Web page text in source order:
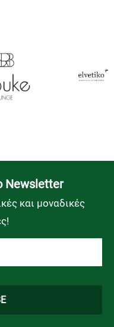
Newsletter
και μοναδικές